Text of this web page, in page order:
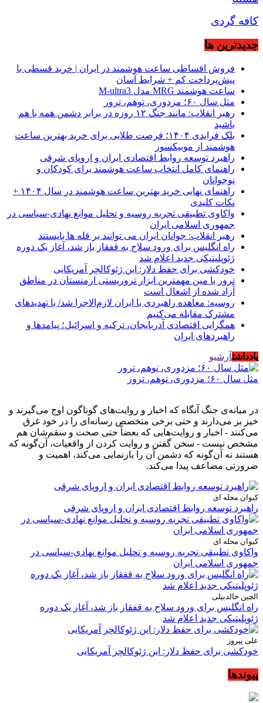
کافه گردی
جديدترين ها
فروش اقساطی ساعت هوشمند در ایران | خرید قسطی با
پیش‌پرداخت کم + شرایط آسان
ساعت هوشمند MRG مدل M-ultra3
مثل سال ۶۰؛ مزدوری، توهم، ترور
رهبر انقلاب: مانند جنگ ۱۲ روزه در برابر دشمن همه با هم
باشید
بلک فرایدی ۱۴۰۴؛ فرصت طلایی برای خرید بهترین ساعت
هوشمند از موبیکسور
راهبرد توسعه روابط اقتصادی ایران و اروپای شرقی
راهنمای کامل انتخاب ساعت هوشمند برای کودکان و
نوجوانان
راهنمای نهایی خرید بهترین ساعت هوشمند در سال ۱۴۰۴ +
نکات کلیدی
واکاوی تطبیقی تجربه روسیه و تحلیل موانع نهادی-سیاسی در
جمهوری اسلامی ایران
رهبر انقلاب: جوانان ایران می توانند بر قله ها بایستند
راه انگلیس برای ورود سلاح به قفقاز باز شد، آغاز یک دوره
ژئوپلیتیکی جدید اعلام شد
خودکشی برای حفظ دلار: این ژئوکالچر آمریکایی
ترور با مین مهمترین ابزار تروریستی ارمنستان در مناطق
آزاد شده از اشغال است
روسیه: معاهده راهبردی با ایران لازم‌الاجرا شد/ با تهدیدهای
مشترک مقابله می‌کنیم
همگرایی اقتصادی آذربایجان، ترکیه و اسرائیل؛ پیامدها و
راهبردهای ایران
یادداشتآرشیو
مثل سال ۶۰؛ مزدوری، توهم، ترور
در میانه‌ی جنگ آنگاه که اخبار و روایت‌های گوناگون اوج می‌گیرند و
خیز بر می‌دارند و حتی برخی متخصص رسانه‌ای را در خود غرق
می‌کنند - اخبار و روایت‌هایی که بعضاً حتی صحت و سقم‌شان هم
مشخص نیست - سخن گفتن و روایت کردن از واقعیات، آن‌گونه که
هستند نه آن‌گونه که دشمن آن را بازنمایی می‌کند، اهمیت و
ضرورتی مضاعف پیدا می‌کند.
کیوان محله ای
راهبرد توسعه روابط اقتصادی ایران و اروپای شرقی
کیوان محله ای
واکاوی تطبیقی تجربه روسیه و تحلیل موانع نهادی-سیاسی در
جمهوری اسلامی ایران
الچین خالدبیلی
راه انگلیس برای ورود سلاح به قفقاز باز شد، آغاز یک دوره
ژئوپلیتیکی جدید اعلام شد
علی پیروز
خودکشی برای حفظ دلار: این ژئوکالچر آمریکایی
پیوندها